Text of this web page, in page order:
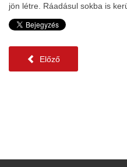
jön létre. Ráadásul sokba is
Előző